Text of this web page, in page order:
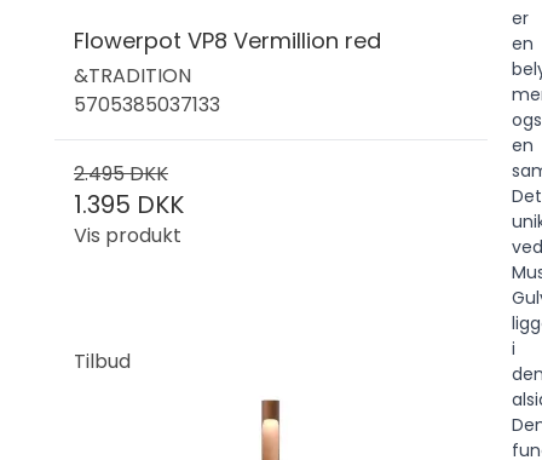
Flowerpot VP8 Vermillion red
&TRADITION
5705385037133
2.495 DKK
1.395 DKK
Vis produkt
Tilbud
er
en
en
Det
ved
i